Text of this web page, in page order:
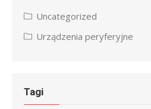
Uncategorized
Urządzenia peryferyjne
Tagi